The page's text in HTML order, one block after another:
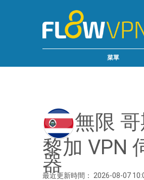
菜單
無限
黎加 VPN
器
最近更新時間： 2026-08-07